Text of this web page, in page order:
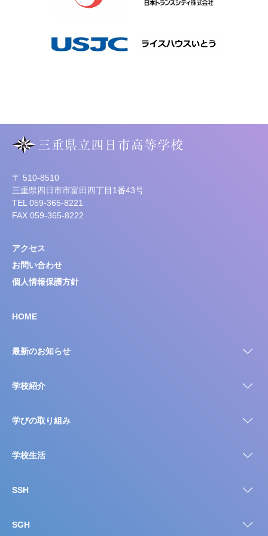
〒 510-8510
三重県四日市市富田四丁目1番43号
TEL 059-365-8221
FAX 059-365-8222
アクセス
お問い合わせ
個人情報保護方針
HOME
最新のお知らせ
学校紹介
学びの取り組み
学校生活
SSH
SGH